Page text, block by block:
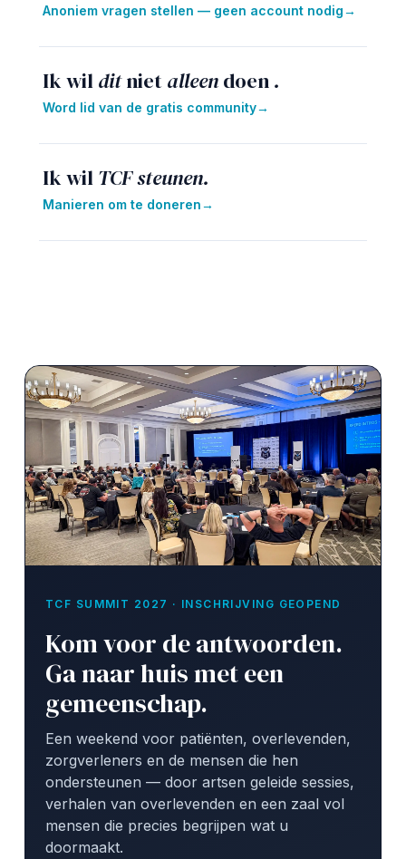
Anoniem vragen stellen — geen account nodig→
Ik wilditnietalleendoen.
Word lid van de gratis community→
Ik wilTCF steunen.
Manieren om te doneren→
TCF SUMMIT 2027 · INSCHRIJVING GEOPEND
Kom voor de antwoorden.
Ga naar huis met een
gemeenschap.
Een weekend voor patiënten, overlevenden,
zorgverleners en de mensen die hen
ondersteunen — door artsen geleide sessies,
verhalen van overlevenden en een zaal vol
mensen die precies begrijpen wat u
doormaakt.